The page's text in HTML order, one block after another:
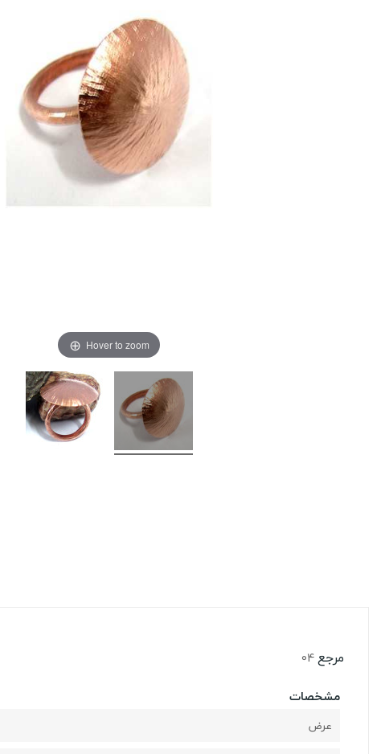
Hover to zoom
مرجع04
مشخصات
عرض